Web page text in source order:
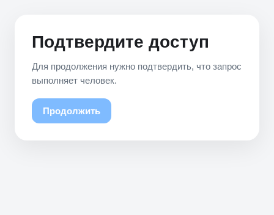
Подтвердите доступ
Для продолжения нужно подтвердить, что запрос
выполняет человек.
Продолжить